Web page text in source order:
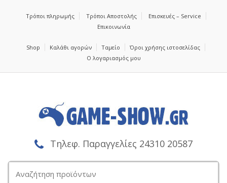
Τρόποι πληρωμής Τρόποι Αποστολής
Επισκευές – Service
Επικοινωνία
Shop Καλάθι αγορών Ταμείο
Όροι χρήσης ιστοσελίδας
Ο λογαριασμός μου
Τηλεφ. Παραγγελίες 24310 20587
για: